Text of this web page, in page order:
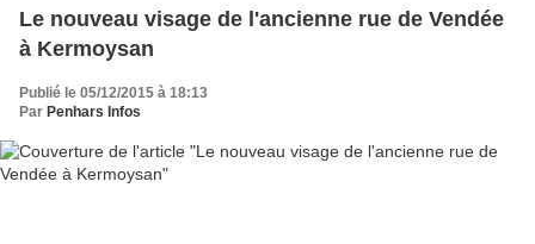
Le nouveau visage de l'ancienne rue de Vendée
à Kermoysan
Publié le 05/12/2015 à 18:13
Par Penhars Infos